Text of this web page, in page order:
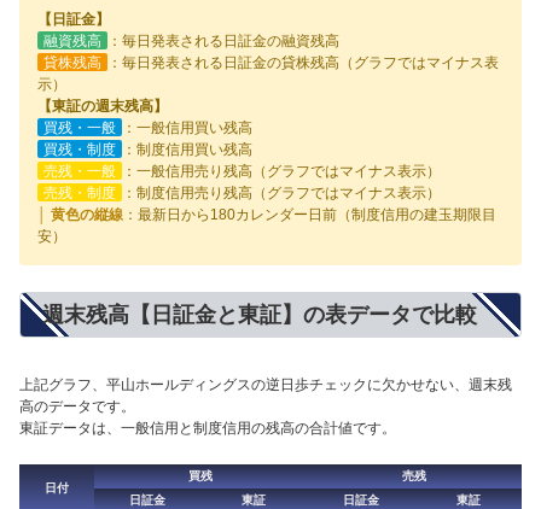
【日証金】
融資残高
：毎日発表される日証金の融資残高
貸株残高
：毎日発表される日証金の貸株残高（グラフではマイナス表
示）
【東証の週末残高】
買残・一般
：一般信用買い残高
買残・制度
：制度信用買い残高
売残・一般
：一般信用売り残高（グラフではマイナス表示）
売残・制度
：制度信用売り残高（グラフではマイナス表示）
│ 黄色の縦線 ：最新日から180カレンダー日前（制度信用の建玉期限目
安）
週末残高【日証金と東証】の表データで比較
上記グラフ、平山ホールディングスの逆日歩チェックに欠かせない、週末残
高のデータです。
東証データは、一般信用と制度信用の残高の合計値です。
日付
買残
売残
日証金
東証 日証金
東証